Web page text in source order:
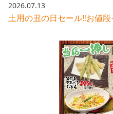
2026.07.13
土用の丑の日セール‼️お値